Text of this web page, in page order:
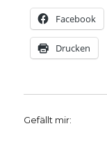
Facebook
Drucken
Gefällt mir: